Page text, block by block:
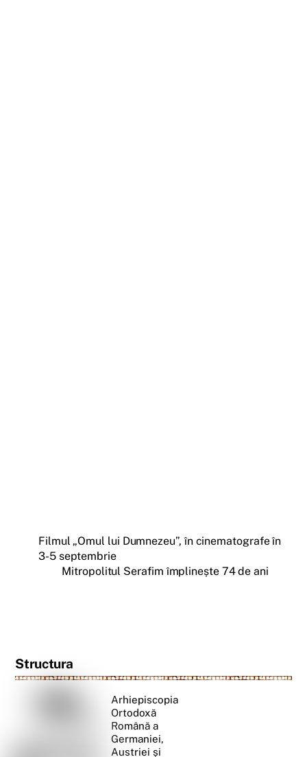
Filmul „Omul lui Dumnezeu”, în cinematografe în
3-5 septembrie
Mitropolitul Serafim împlinește 74 de ani
Structura
Arhiepiscopia
Ortodoxă
Română a
Germaniei,
Austriei și